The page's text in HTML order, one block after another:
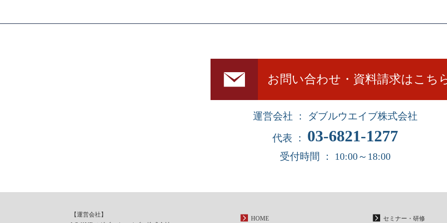
お問い合わせ・資料請求はこち
運営会社 ： ダブルウエイブ株式会社
代表 ： 03-6821-1277
受付時間 ： 10:00～18:00
【運営会社】
HOME セミナー・研修